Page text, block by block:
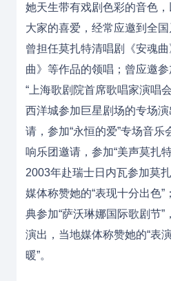
她天生带有戏剧色彩的音色
大家的喜爱，经常应邀到全
曾担任莫扎特清唱剧《安魂曲
曲》等作品的领唱；曾应邀
“上海歌剧院首席歌唱家演唱
西洋城参加巨星剧场的专场
请，参加“永恒的爱”专场音乐
响乐团邀请，参加“美声莫扎
2003年赴瑞士日内瓦参加莫
媒体称赞她的“表现十分出色
典参加“萨沃琳娜国际歌剧节”
演出，当地媒体称赞她的“表
暖”。